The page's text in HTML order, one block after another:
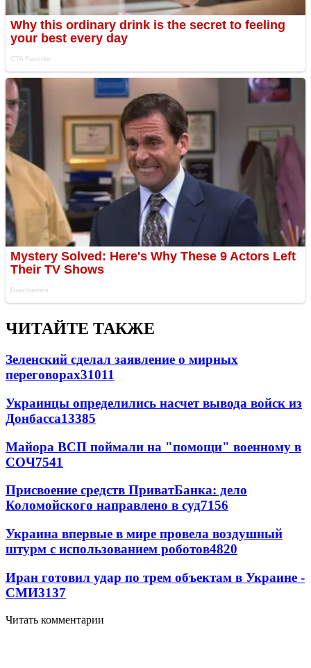
ЧИТАЙТЕ ТАКЖЕ
Зеленский сделал заявление о мирных
переговорах31011
Украинцы определились насчет вывода войск из
Донбасса13385
Майора ВСП поймали на "помощи" военному в
СОЧ7541
Присвоение средств ПриватБанка: дело
Коломойского направлено в суд7156
Украина впервые в мире провела воздушный
штурм с использованием роботов4820
Иран готовил удар по трем объектам в Украине -
СМИ3137
Читать комментарии